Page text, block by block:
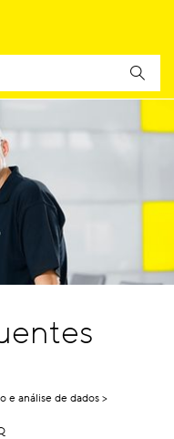
e análise de dados